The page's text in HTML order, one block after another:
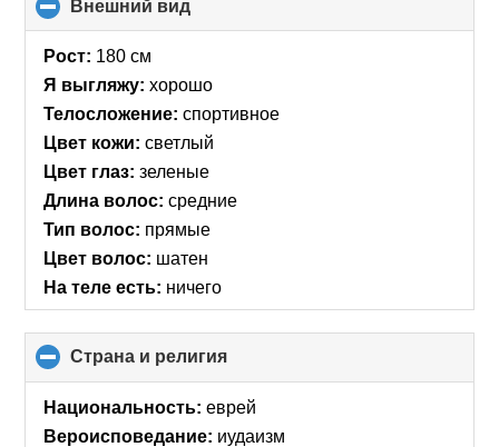
Внешний вид
to
Рост: 180 см
Я выгляжу: хорошо
Телосложение: спортивное
Цвет кожи: светлый
Цвет глаз: зеленые
Длина волос: средние
Тип волос: прямые
Цвет волос: шатен
На теле есть: ничего
Страна и религия
to
collapse
contents
Национальность: еврей
Вероисповедание: иудаизм